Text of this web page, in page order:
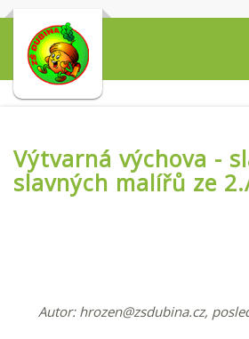
Výtvarná výchova -
slavných malířů ze
Autor: hrozen@zsdubina.cz,